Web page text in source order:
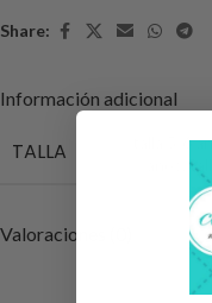
Share:
Información adicional
TALLA talla 5/6
Valoraciones (0)